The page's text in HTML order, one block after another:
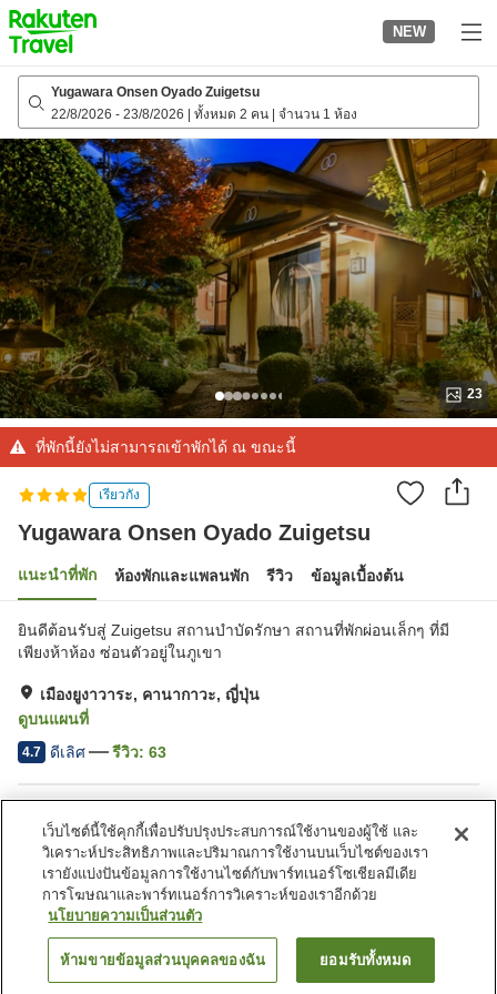
to
top
page
NEW
Yugawara Onsen Oyado Zuigetsu
22/8/2026 - 23/8/2026 ทั้งหมด 2 คน จำนวน 1 ห้อง
23
ที่พักนี้ยังไม่สามารถเข้าพักได้ ณ ขณะนี้
เรียวกัง
Yugawara Onsen Oyado Zuigetsu
แนะนำที่พัก ห้องพักและแพลนพัก รีวิว ข้อมูลเบื้องต้น
ยินดีต้อนรับสู่ Zuigetsu สถานบำบัดรักษา สถานที่พักผ่อนเล็กๆ ที่มี
เพียงห้าห้อง ซ่อนตัวอยู่ในภูเขา
เมืองยูงาวาระ, คานากาวะ, ญี่ปุ่น
ดูบนแผนที่
4.7 ดีเลิศ รีวิว: 63
ร้านอาหาร
ห้องอาหารส่วนตัว
ห้องอาบน้ำเปิดโล่ง (มีบ่อน้ำพุ
ร้อน)
ห้องอาบน้ำใหญ่ (มีบ่อน้ำพุ
ร้อน)
หน้าแรก ญี่ปุ่น คานากาวะ
เมืองยูงาวาระ
Yugawara Onsen Oyado Zuigetsuค้นหาห้องพัก
เว็บไซต์นี้ใช้คุกกี้เพื่อปรับปรุงประสบการณ์ใช้งานของผู้ใช้ และ
วิเคราะห์ประสิทธิภาพและปริมาณการใช้งานบนเว็บไซต์ของเรา
เรายังแบ่งปันข้อมูลการใช้งานไซต์กับพาร์ทเนอร์โซเชียลมีเดีย
การโฆษณาและพาร์ทเนอร์การวิเคราะห์ของเราอีกด้วย
นโยบายความเป็นส่วนตัว
ห้ามขายข้อมูลส่วนบุคคลของฉัน ยอมรับทั้งหมด